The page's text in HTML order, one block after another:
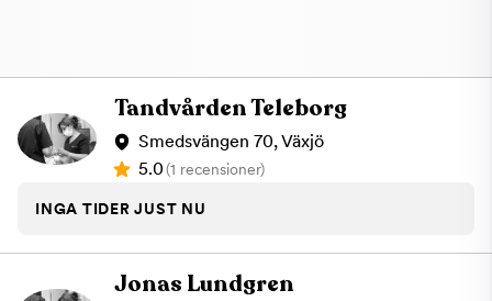
Tandvården Teleborg
Smedsvängen 70, Växjö
5.0(1 recensioner)
INGA TIDER JUST NU
Jonas Lundgren